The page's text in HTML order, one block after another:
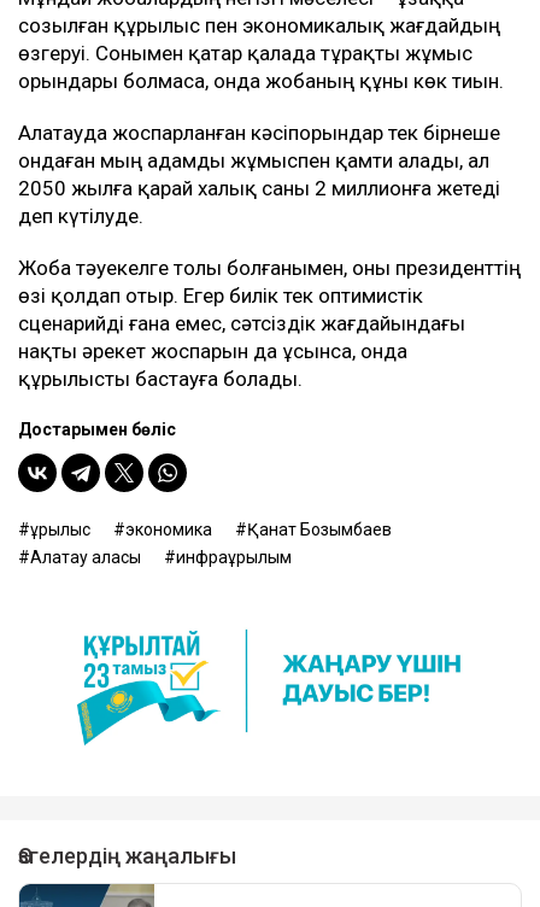
созылған құрылыс пен экономикалық жағдайдың
өзгеруі. Сонымен қатар қалада тұрақты жұмыс
орындары болмаса, онда жобаның құны көк тиын.
Алатауда жоспарланған кәсіпорындар тек бірнеше
ондаған мың адамды жұмыспен қамти алады, ал
2050 жылға қарай халық саны 2 миллионға жетеді
деп күтілуде.
Жоба тәуекелге толы болғанымен, оны президенттің
өзі қолдап отыр. Егер билік тек оптимистік
сценарийді ғана емес, сәтсіздік жағдайындағы
нақты әрекет жоспарын да ұсынса, онда
құрылысты бастауға болады.
Достарыңмен бөліс
құрылыс экономика
Қанат Бозымбаев
Алатау қаласы
инфрақұрылым